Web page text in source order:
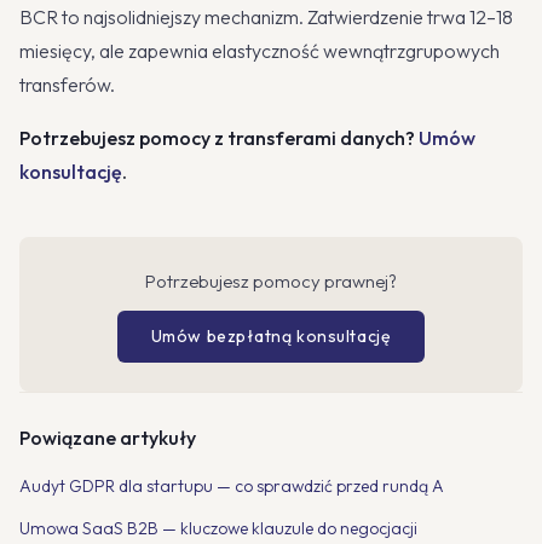
BCR to najsolidniejszy mechanizm. Zatwierdzenie trwa 12–18
miesięcy, ale zapewnia elastyczność wewnątrzgrupowych
transferów.
Potrzebujesz pomocy z transferami danych? Umów
konsultację.
Potrzebujesz pomocy prawnej?
Umów bezpłatną konsultację
Powiązane artykuły
Audyt GDPR dla startupu — co sprawdzić przed rundą A
Umowa SaaS B2B — kluczowe klauzule do negocjacji